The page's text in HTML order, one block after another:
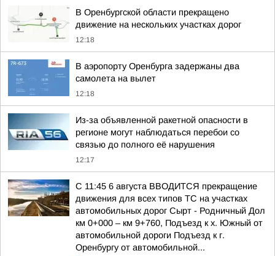
В Оренбургской области прекращено
движение на нескольких участках дорог
12:18
В аэропорту Оренбурга задержаны два
самолета на вылет
12:18
Из-за объявленной ракетной опасности в
регионе могут наблюдаться перебои со
связью до полного её нарушения
12:17
С 11:45 6 августа ВВОДИТСЯ прекращение
движения для всех типов ТС на участках
автомобильных дорог Сырт - Родничный Дол
км 0+000 – км 9+760, Подъезд к х. Южный от
автомобильной дороги Подъезд к г.
Оренбургу от автомобильной...